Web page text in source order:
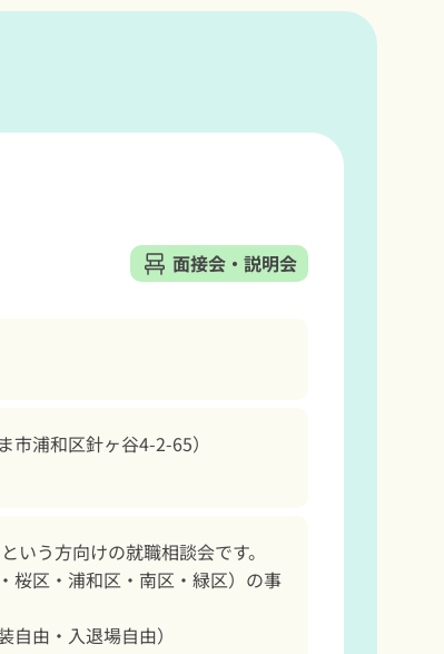
面接会・説明会
浦和区針ヶ谷4-2-65）
いう方向けの就職相談会です。
桜区・浦和区・南区・緑区）の事
由・入退場自由）